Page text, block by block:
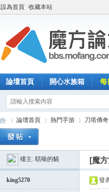
設為首頁 收藏本站
論壇首頁 開心水族箱 每
»
論壇首頁 熱門手游 刀塔傳奇
樓主: 聒噪的貓 [魔
king5270 發